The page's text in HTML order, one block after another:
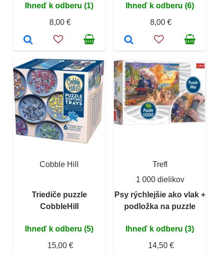
Ihneď k odberu (1)
8,00 €
Ihneď k odberu (6)
8,00 €
Cobble Hill
Triediče puzzle
CobbleHill
Ihneď k odberu (5)
15,00 €
Trefl
1 000 dielikov
Psy rýchlejšie ako vlak +
podložka na puzzle
Ihneď k odberu (3)
14,50 €